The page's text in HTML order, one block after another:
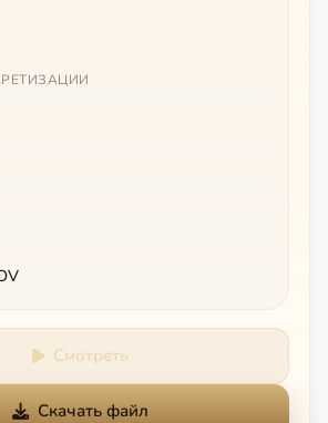
Смотреть
Скачать файл